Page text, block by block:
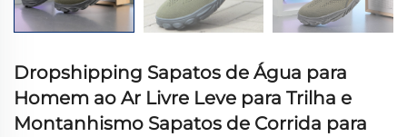
Dropshipping Sapatos de Água para
Homem ao Ar Livre Leve para Trilha e
Montanhismo Sapatos de Corrida para